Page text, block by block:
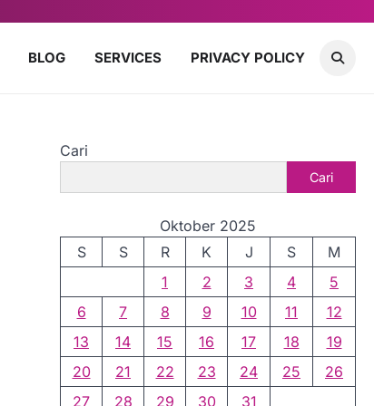
BLOG SERVICES PRIVACY POLICY
Cari
Cari
Oktober 2025
S
S R K J S
M
1
2 3 4
5
6
7 8 9 10 11
12
13
14 15 16 17 18
19
20
21 22 23 24 25
26
27
28 29 30 31